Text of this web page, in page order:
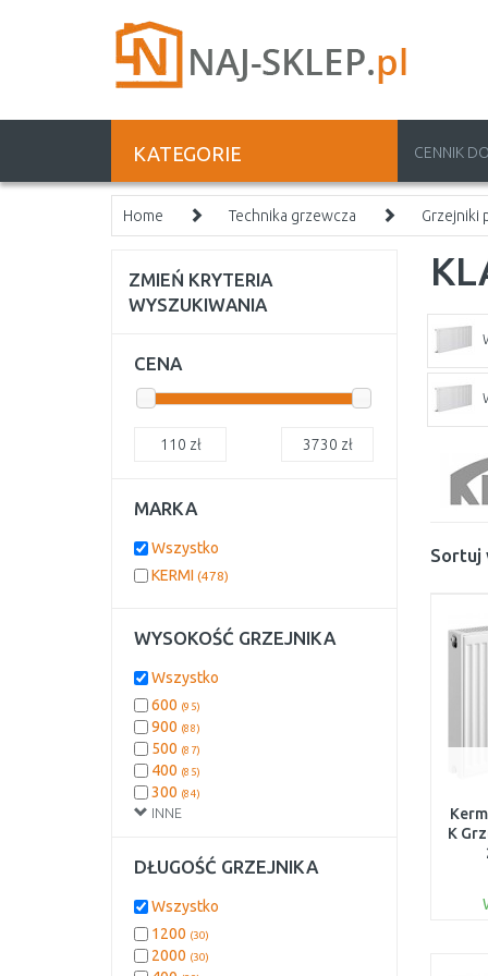
KATEGORIE CENNIK
Home Technika grzewcza Grzejniki
Sortuj
K
ZMIEŃ KRYTERIA
WYSZUKIWANIA
CENA
110 zł 3730 zł
MARKA
Wszystko
KERMI (478)
WYSOKOŚĆ GRZEJNIKA
INNE
Wszystko
600 (95)
900 (88)
500 (87)
400 (85)
300 (84)
200(30)
DŁUGOŚĆ GRZEJNIKA
Wszystko
1200 (30)
2000 (30)